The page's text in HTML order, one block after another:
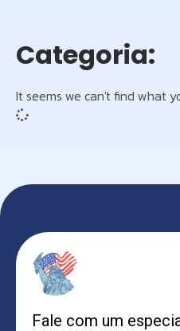
Categoria:
It seems we can't find what
Fale com um